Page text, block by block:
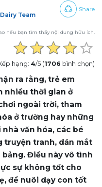
Team
Share
nếu bạn tìm thấy nội dung hữu ích.
hạng: 4/5 (1706 bình chọn)
ra rằng, trẻ em
nhiều thời gian ở
ngoài trời, tham
ở trường hay những
văn hóa, các bé
truyện tranh, dán mắt
Điều này vô tình
sự không tốt cho
để nuôi dạy con tốt